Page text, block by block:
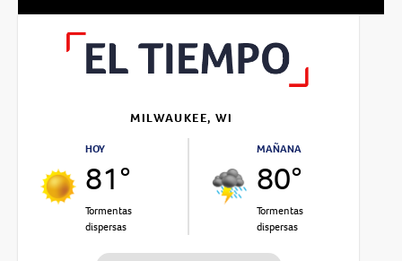
MILWAUKEE, WI
HOY
81°
Tormentas
dispersas
MAÑANA
80°
Tormentas
dispersas